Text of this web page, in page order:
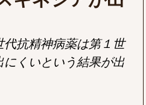
抗精神病薬は第１世
くいという結果が出